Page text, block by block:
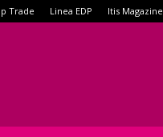
Trade Linea EDP Itis Magazine